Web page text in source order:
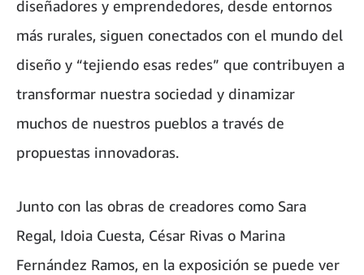
diseñadores y emprendedores, desde entornos
más rurales, siguen conectados con el mundo del
diseño y “tejiendo esas redes” que contribuyen a
transformar nuestra sociedad y dinamizar
muchos de nuestros pueblos a través de
propuestas innovadoras.
Junto con las obras de creadores como Sara
Regal, Idoia Cuesta, César Rivas o Marina
Fernández Ramos, en la exposición se puede ver